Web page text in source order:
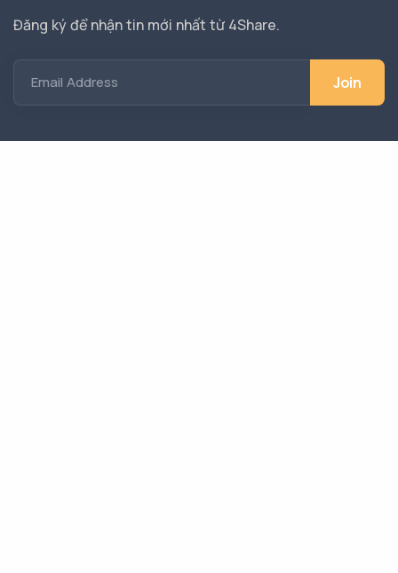
Đăng ký để nhận tin mới nhất từ 4Share.
Email Address